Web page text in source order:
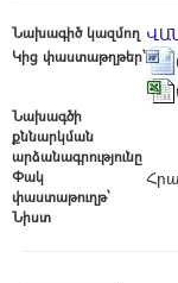
Նախագիծ կազմող
Կից փաստաթղթեր՝
Նախագծի
քննարկման
արձանագրությունը
Փակ
փաստաթուղթ՝
Նիստ